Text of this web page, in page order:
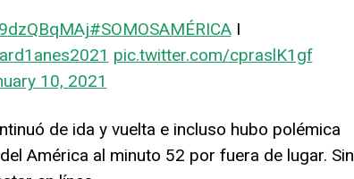
#SOMOSAMÉRICAI
pic.twitter.com/cpraslK1gf
10, 2021
de ida y vuelta e incluso hubo polémica
América al minuto 52 por fuera de lugar. Sin